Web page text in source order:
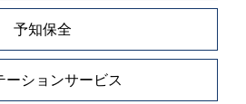
予知保全
ーションサービス